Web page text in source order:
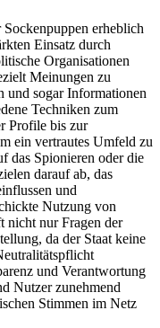
erheblich
Einsatz durch
Organisationen
Meinungen zu
und sogar Informationen
Techniken zum
Profile bis zur
ein vertrautes Umfeld zu
das Spionieren oder die
darauf ab, das
und
Nutzung von
nicht nur Fragen der
da der Staat keine
und Verantwortung
Nutzer zunehmend
Stimmen im Netz